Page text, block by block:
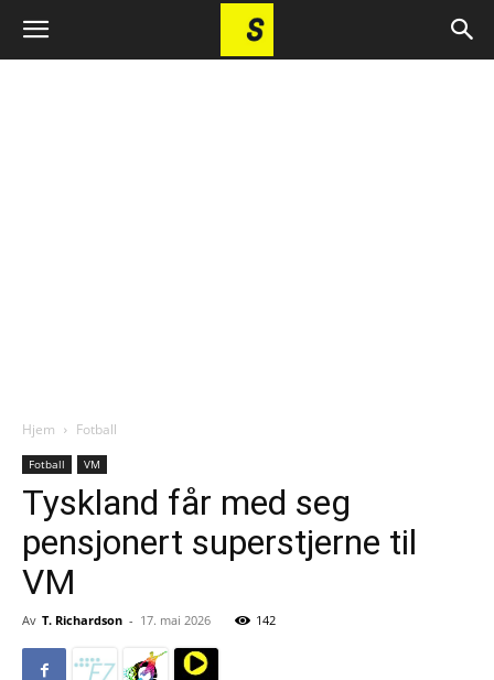
Hjem Fotball
Fotball VM
Tyskland får med seg
pensjonert superstjerne til
VM
Av T. Richardson - 17. mai 2026 142